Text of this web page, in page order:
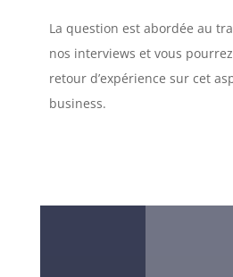
La question est abordée au
nos interviews et vous
retour d’expérience sur cet
business.